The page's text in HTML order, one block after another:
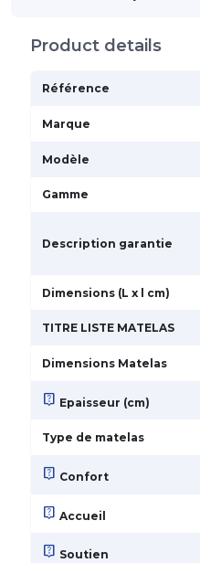
Product details
Référence
Marque
Modèle
Gamme
Description garantie
Dimensions (L x l cm)
TITRE LISTE MATELAS
Dimensions Matelas
live_help Epaisseur (cm)
Type de matelas
live_help Confort
live_help Accueil
live_help Soutien